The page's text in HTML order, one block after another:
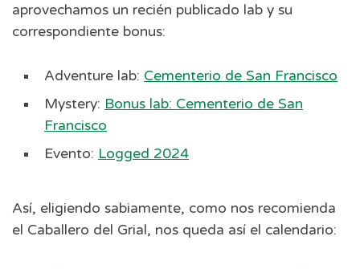
aprovechamos un recién publicado lab y su
correspondiente bonus:
Adventure lab: Cementerio de San Francisco
Mystery: Bonus lab: Cementerio de San
Francisco
Evento: Logged 2024
Así, eligiendo sabiamente, como nos recomienda
el Caballero del Grial, nos queda así el calendario: